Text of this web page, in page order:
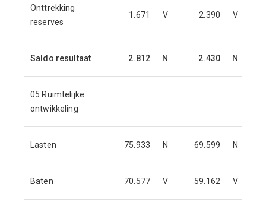
Onttrekking
reserves
1.671 V 2.390 V
Saldo resultaat 2.812 N 2.430 N
05 Ruimtelijke
ontwikkeling
Lasten 75.933 N 69.599 N
Baten 70.577 V 59.162 V